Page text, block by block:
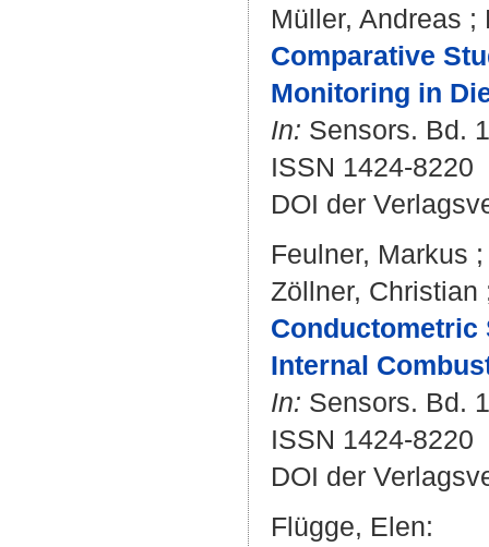
Müller, Andreas ;
Comparative
Monitoring in
In: Sensors. Bd.
ISSN 1424-8220
DOI der
Feulner, Markus
Zöllner, Christian
Conductometric
Internal
In: Sensors. Bd.
ISSN 1424-8220
DOI der
Flügge, Elen: